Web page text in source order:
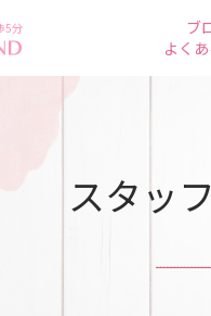
5分
ブ
よく
スタッ